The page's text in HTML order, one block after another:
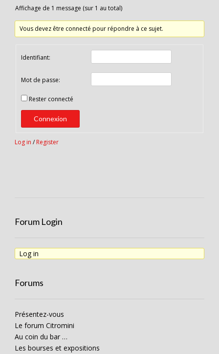
Affichage de 1 message (sur 1 au total)
Vous devez être connecté pour répondre à ce sujet.
Identifiant:
Mot de passe:
Rester connecté
Connexion
Log in / Register
Forum Login
Log in
Forums
Présentez-vous
Le forum Citromini
Au coin du bar …
Les bourses et expositions